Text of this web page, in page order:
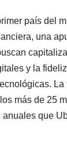
país del
una
y la
La
más de 25
que